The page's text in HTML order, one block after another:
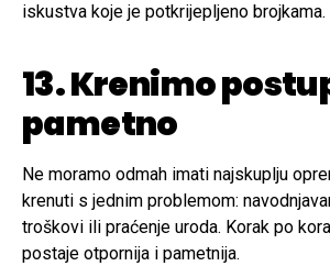
iskustva koje je potkrijepljeno brojkama.
13. Krenimo
pametno
Ne moramo odmah imati najskuplju
krenuti s jednim problemom:
troškovi ili praćenje uroda. Korak po
postaje otpornija i pametnija.